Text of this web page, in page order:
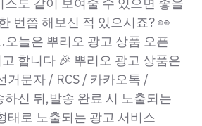
번쯤 해보신 적 있으시죠? 👀
늘은 뿌리오 광고 상품 오픈
합니다 🎉 뿌리오 광고 상품은
거문자 / RCS / 카카오톡 /
신 뒤,발송 완료 시 노출되는
태로 노출되는 광고 서비스